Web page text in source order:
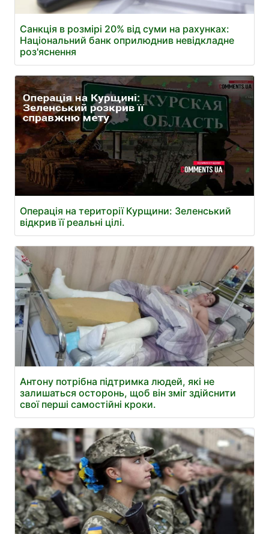
Санкція в розмірі 20% від суми на рахунках:
Національний банк оприлюднив невідкладне
роз'яснення
Операція на території Курщини: Зеленський
відкрив її реальні цілі.
Антону потрібна підтримка людей, які не
залишаться осторонь, щоб він зміг здійснити
свої перші самостійні кроки.